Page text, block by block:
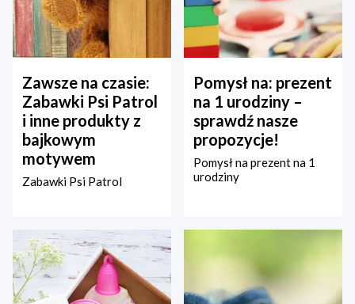
Zawsze na czasie:
Zabawki Psi Patrol
i inne produkty z
bajkowym
motywem
Zabawki Psi Patrol
Pomysł na: prezent
na 1 urodziny –
sprawdź nasze
propozycje!
Pomysł na prezent na 1
urodziny